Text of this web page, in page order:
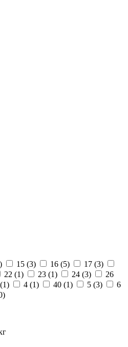
) 15 (3) 16 (5) 17 (3)
22 (1) 23 (1) 24 (3)
26
1) 4 (1) 40 (1) 5 (3)
6
)